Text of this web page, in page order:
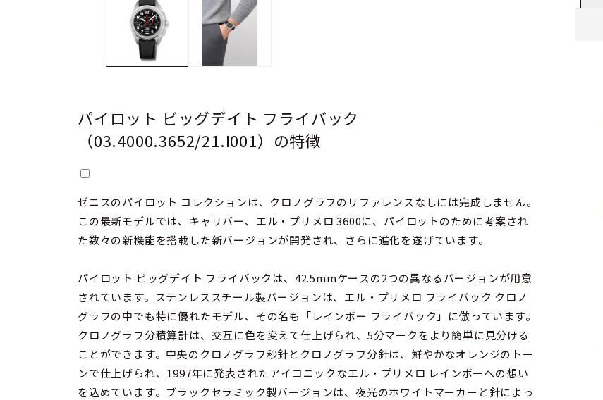
パイロット ビッグデイト フライバック
（03.4000.3652/21.I001）の特徴
ゼニスのパイロット コレクションは、クロノグラフのリファレンスなしには完成しません。
この最新モデルでは、キャリバー、エル・プリメロ 3600に、パイロットのために考案され
た数々の新機能を搭載した新バージョンが開発され、さらに進化を遂げています。
パイロット ビッグデイト フライバックは、42.5mmケースの2つの異なるバージョンが用意
されています。ステンレススチール製バージョンは、エル・プリメロ フライバック クロノ
グラフの中でも特に優れたモデル、その名も「レインボー フライバック」に倣っています。
クロノグラフ分積算計は、交互に色を変えて仕上げられ、5分マークをより簡単に見分ける
ことができます。中央のクロノグラフ秒針とクロノグラフ分針は、鮮やかなオレンジのトー
ンで仕上げられ、1997年に発表されたアイコニックなエル・プリメロ レインボーへの想い
を込めています。ブラックセラミック製バージョンは、夜光のホワイトマーカーと針によっ